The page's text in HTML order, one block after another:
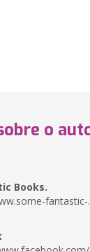
o
Books.
fantastic-